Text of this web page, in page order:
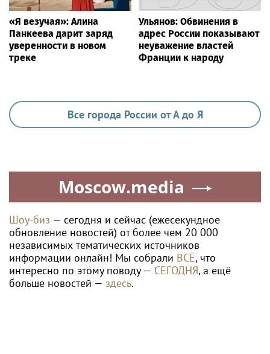
«Я везучая»: Алина
Панкеева дарит заряд
уверенности в новом
треке
Ульянов: Обвинения в
адрес России показывают
неуважение властей
Франции к народу
Все города России от А до Я
Moscow.media
Шоу-биз — сегодня и сейчас (ежесекундное
обновление новостей) от более чем 20 000
независимых тематических источников
информации онлайн! Мы собрали ВСЁ, что
интересно по этому поводу — СЕГОДНЯ, а ещё
больше новостей — здесь.